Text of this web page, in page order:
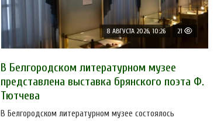
8 АВГУСТА 2026, 10:26 21
В Белгородском литературном музее
представлена выставка брянского поэта Ф.
Тютчева
В Белгородском литературном музее состоялось